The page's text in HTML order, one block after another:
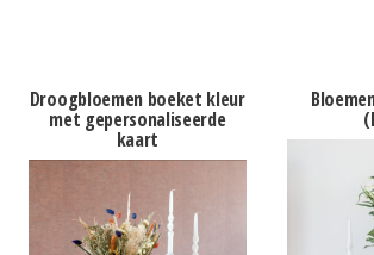
Droogbloemen boeket kleur
met gepersonaliseerde
kaart